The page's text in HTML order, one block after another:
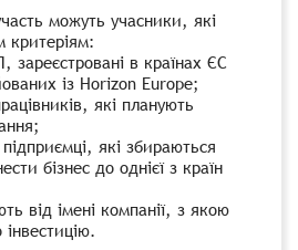
можуть учасники, які
критеріям:
зареєстровані в країнах ЄС
із Horizon Europe;
які планують
які збираються
бізнес до однієї з країн
від імені компанії, з якою